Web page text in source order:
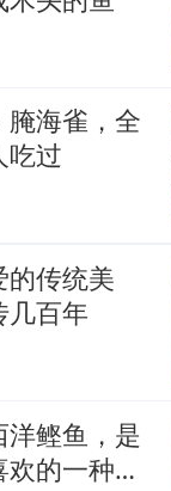
腌海雀，全
吃过
的传统美
几百年
洋鲣鱼，是
的一种美